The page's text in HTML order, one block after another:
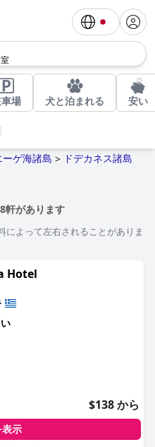
室
場 犬と泊まれる 安い
ーゲ海諸島 > ドデカネス諸島
軒があります
によって左右されることがありま
Hotel
$138 から
表示